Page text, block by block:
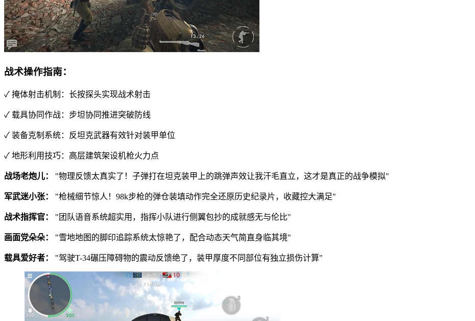
战术操作指南：
✓ 掩体射击机制：长按探头实现战术射击
✓ 载具协同作战：步坦协同推进突破防线
✓ 装备克制系统：反坦克武器有效针对装甲单位
✓ 地形利用技巧：高层建筑架设机枪火力点
战场老炮儿： "物理反馈太真实了！子弹打在坦克装甲上的跳弹声效让我汗毛直立，这才是真正的战争模拟"
军武迷小张： "枪械细节惊人！98k步枪的弹仓装填动作完全还原历史纪录片，收藏控大满足"
战术指挥官： "团队语音系统超实用，指挥小队进行侧翼包抄的成就感无与伦比"
画面党朵朵： "雪地地图的脚印追踪系统太惊艳了，配合动态天气简直身临其境"
载具爱好者： "驾驶T-34碾压障碍物的震动反馈绝了，装甲厚度不同部位有独立损伤计算"